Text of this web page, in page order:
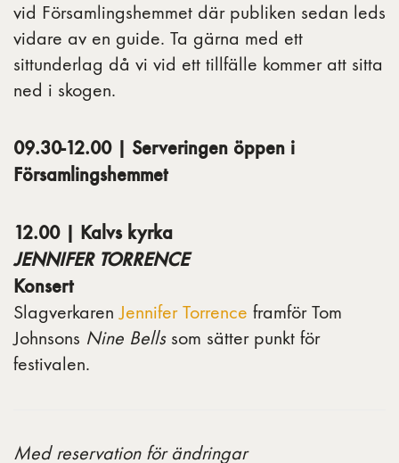
vid Församlingshemmet där publiken sedan leds
vidare av en guide. Ta gärna med ett
sittunderlag då vi vid ett tillfälle kommer att sitta
ned i skogen.
09.30-12.00 | Serveringen öppen i
Församlingshemmet
12.00 | Kalvs kyrka
JENNIFER TORRENCE
Konsert
SlagverkarenJennifer Torrence framför Tom
Johnsons Nine Bells som sätter punkt för
festivalen.
Med reservation för ändringar